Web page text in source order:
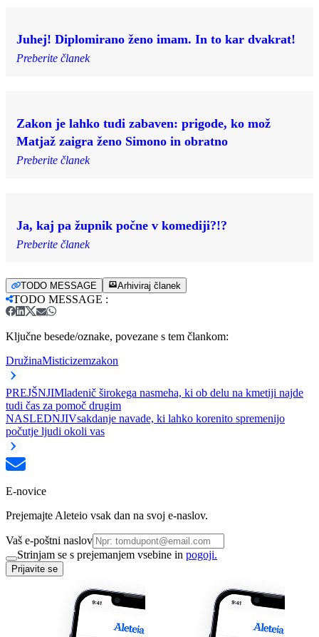
Juhej! Diplomirano ženo imam. In to kar dvakrat!
Preberite članek
Zakon je lahko tudi zabaven: prigode, ko mož
Matjaž zaigra ženo Simono in obratno
Preberite članek
Ja, kaj pa župnik počne v komediji?!?
Preberite članek
TODO MESSAGE Arhiviraj članek
TODO MESSAGE :
Ključne besede/oznake, povezane s tem člankom:
DružinaMisticizemzakon
PREJŠNJIMladenič širokega nasmeha, ki ob delu na kmetiji najde
tudi čas za pomoč drugim
NASLEDNJIVsakdanje navade, ki lahko korenito spremenijo
počutje ljudi okoli vas
E-novice
Prejemajte Aleteio vsak dan na svoj e-naslov.
Vaš e-poštni naslov
Strinjam se s prejemanjem vsebine in pogoji.
Prijavite se